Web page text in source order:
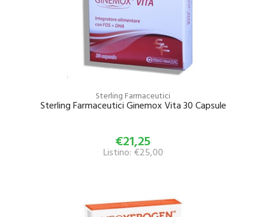
Sterling Farmaceutici
Sterling Farmaceutici Ginemox Vita 30 Capsule
€21,25
Listino: €25,00